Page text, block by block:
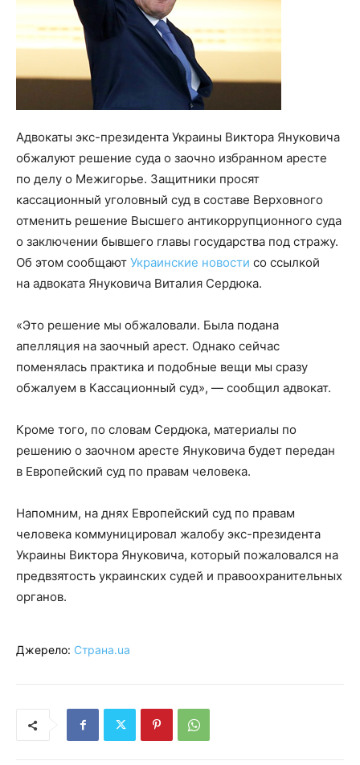
Адвокаты экс-президента Украины Виктора Януковича
обжалуют решение суда о заочно избранном аресте
по делу о Межигорье. Защитники просят
кассационный уголовный суд в составе Верховного
отменить решение Высшего антикоррупционного суда
о заключении бывшего главы государства под стражу.
Об этом сообщают Украинские новости со ссылкой
на адвоката Януковича Виталия Сердюка.
«Это решение мы обжаловали. Была подана
апелляция на заочный арест. Однако сейчас
поменялась практика и подобные вещи мы сразу
обжалуем в Кассационный суд», — сообщил адвокат.
Кроме того, по словам Сердюка, материалы по
решению о заочном аресте Януковича будет передан
в Европейский суд по правам человека.
Напомним, на днях Европейский суд по правам
человека коммуницировал жалобу экс-президента
Украины Виктора Януковича, который пожаловался на
предвзятость украинских судей и правоохранительных
органов.
Джерело: Страна.ua